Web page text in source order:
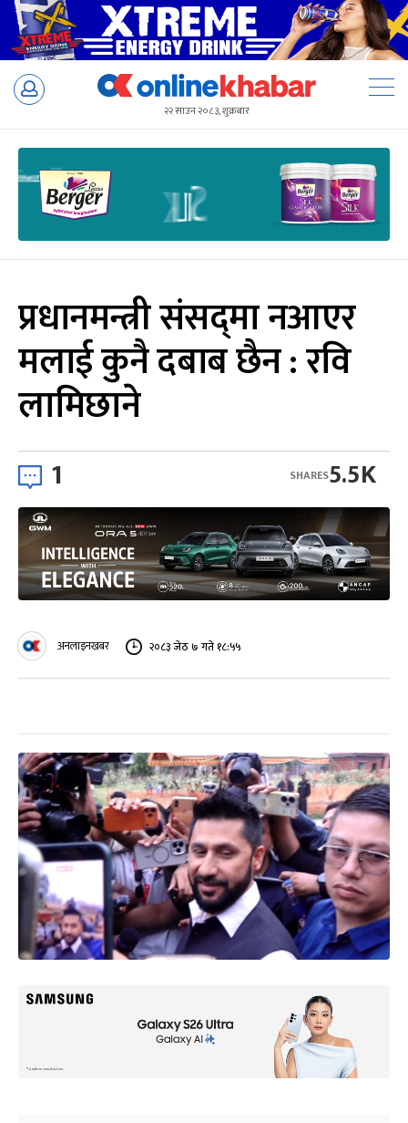
Skip
२२ साउन २०८३, शुक्रबार
प्रधानमन्त्री संसद्‌मा नआएर
मलाई कुनै दबाब छैन : रवि
लामिछाने
1 5.5K
SHARES
अनलाइनखबर २०८३ जेठ ७ गते १८:५५